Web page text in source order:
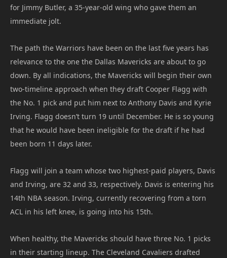
for Jimmy Butler, a 35-year-old wing who gave them an
immediate jolt.
The path the Warriors have been on the last five years has
relevance to the one the Dallas Mavericks are about to go
down. By all indications, the Mavericks will begin their own
two-timeline approach when they draft Cooper Flagg with
the No. 1 pick and put him next to Anthony Davis and Kyrie
Irving. Flagg doesn’t turn 19 until December. He is so young
that he would have been ineligible for the draft if he had
been born 11 days later.
Flagg will join a team whose two highest-paid players, Davis
and Irving, are 32 and 33, respectively. Davis is entering his
14th NBA season. Irving, currently recovering from a torn
ACL in his left knee, is going into his 15th.
When healthy, the Mavericks should have three No. 1 picks
in their starting lineup. The Cleveland Cavaliers drafted